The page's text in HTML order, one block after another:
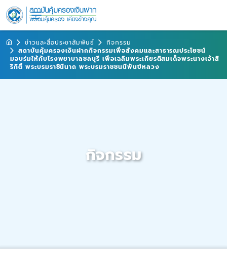
ข่าวและสื่อประชาสัมพันธ์
กิจกรรม
สถาบันคุ้มครองเงินฝากกิจกรรมเพื่อสังคมและสาธารณประโยชน์
มอบร่มให้กับโรงพยาบาลชลบุรี เพื่อเฉลิมพระเกียรติสมเด็จพระนางเจ้าสิ
ริกิติ์ พระบรมราชินีนาถ พระบรมราชชนนีพันปีหลวง
กิจกรรม